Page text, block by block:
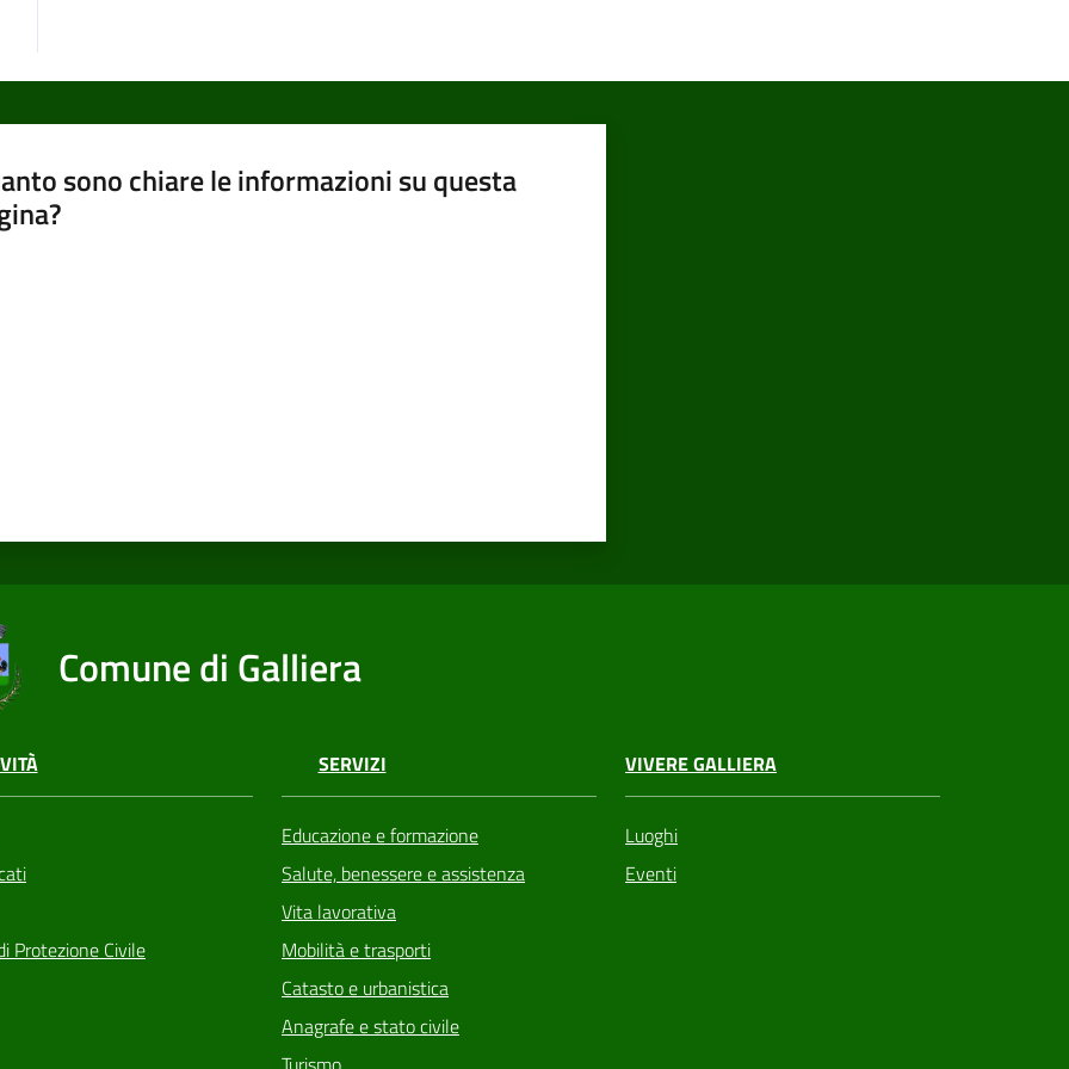
sono chiare le informazioni su questa
Comune di Galliera
Protezione Civile
SERVIZI
Educazione e formazione
Salute, benessere e assistenza
Vita lavorativa
Mobilità e trasporti
Catasto e urbanistica
Anagrafe e stato civile
VIVERE GALLIERA
Luoghi
Eventi